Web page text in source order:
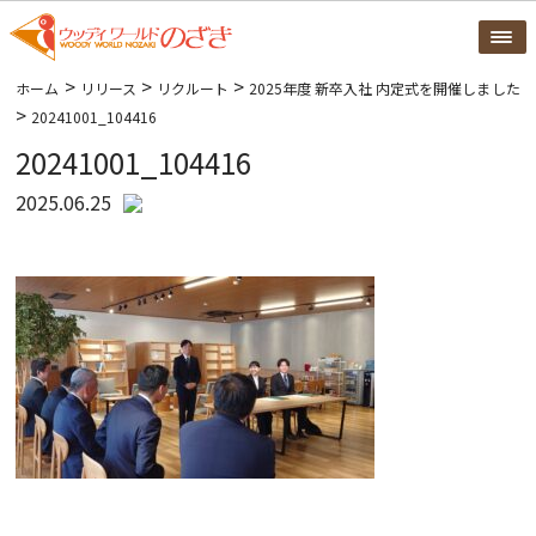
ホーム > リリース > リクルート > 2025年度 新卒入社 内定式を開催しました
> 20241001_104416
20241001_104416
2025.06.25